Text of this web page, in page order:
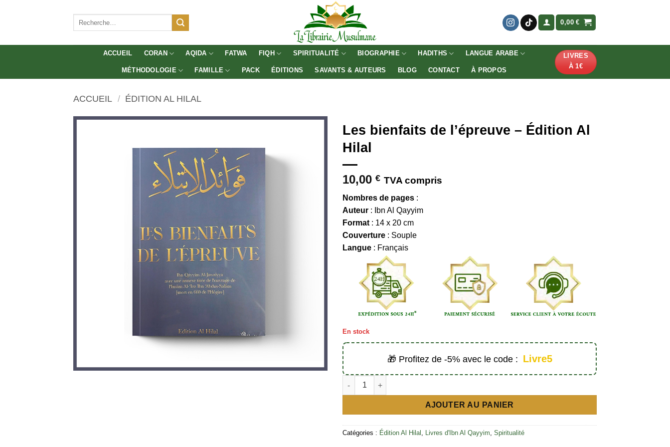
0,00€
ACCUEIL CORAN AQIDA FATWA FIQH SPIRITUALITÉ BIOGRAPHIE HADITHS LANGUE ARABE
MÉTHODOLOGIE FAMILLE PACK ÉDITIONS SAVANTS & AUTEURS BLOG CONTACT À PROPOS
LIVRES
À 1€
ACCUEIL / ÉDITION AL HILAL
Les bienfaits de l’épreuve – Édition Al
Hilal
10,00 € TVA compris
Nombres de pages :
Auteur : Ibn Al Qayyim
Format : 14 x 20 cm
Couverture : Souple
Langue : Français
En stock
🎁 Profitez de -5% avec le code : Livre5
quantité de Les bienfaits de l'épreuve - Édition Al Hilal
AJOUTER AU PANIER
Catégories : Édition Al Hilal , Livres d'Ibn Al Qayyim, Spiritualité